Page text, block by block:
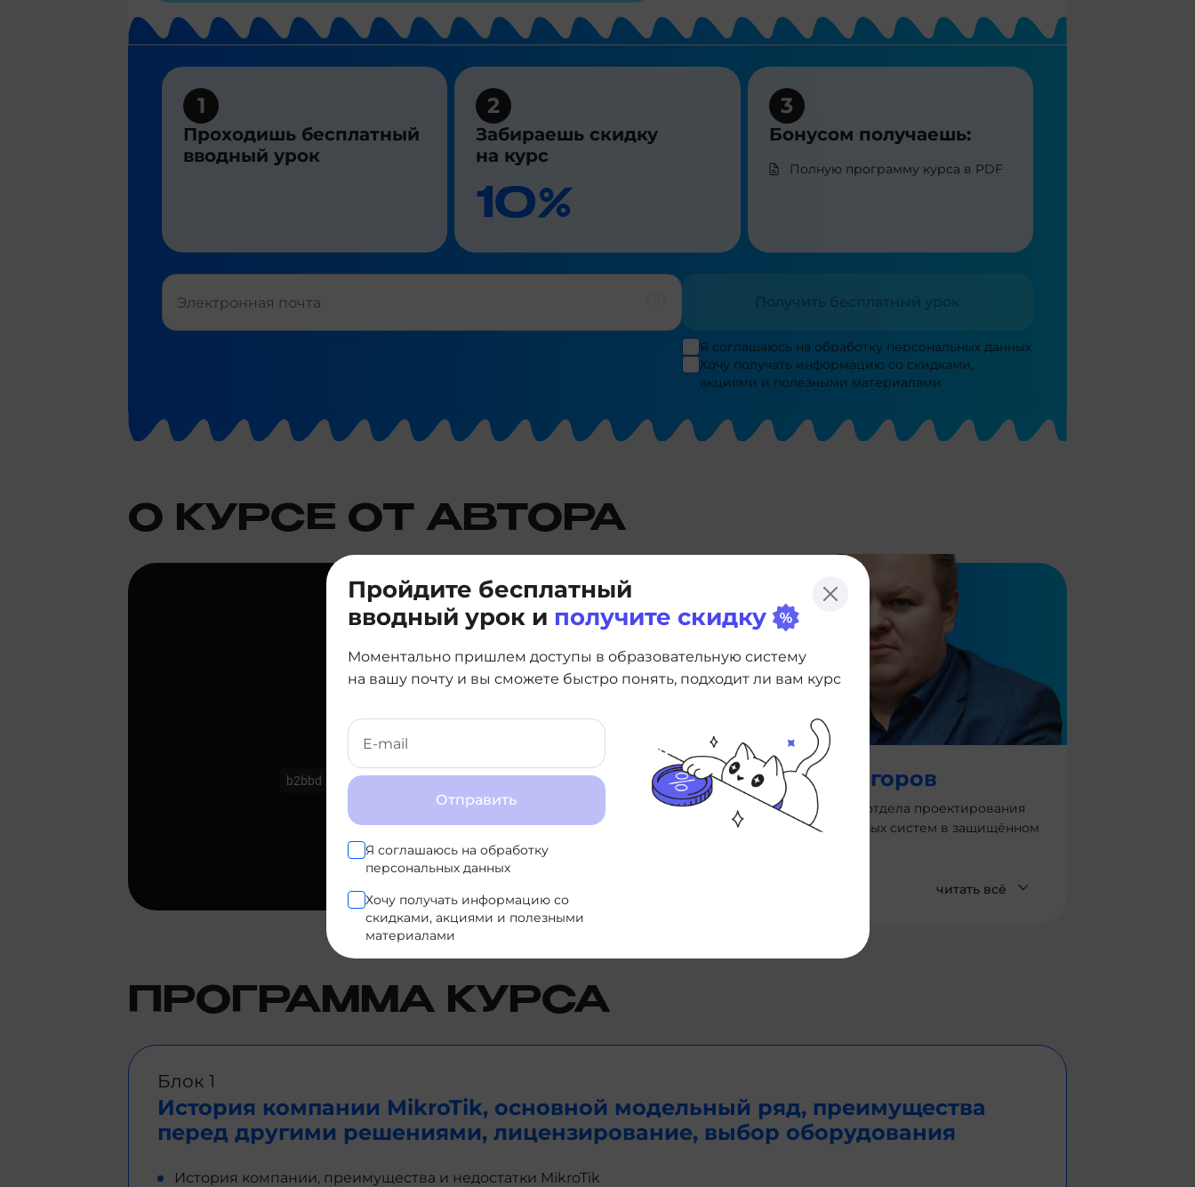
Пройдите бесплатный
вводный урок и получите скидку
Моментально пришлем доступы в образовательную систему
на вашу почту и вы сможете быстро понять, подходит ли вам курс
Отправить
Я соглашаюсь на обработку
персональных данных
Хочу получать информацию со
скидками, акциями и полезными
материалами
1
Проходишь бесплатный
вводный урок
2
Забираешь скидку
на курс
10%
3
Бонусом получаешь:
Полную программу курса в PDF
Получить бесплатный урок
Я соглашаюсь на обработку персональных данных
Хочу получать информацию со скидками,
акциями и полезными материалами
О КУРСЕ ОТ АВТОРА
Сергей Егоров
Руководитель отдела проектирования
информационных систем в защищённом
читать всё
ПРОГРАММА КУРСА
Блок 1
История компании MikroTik, основной модельный ряд, преимущества
перед другими решениями, лицензирование, выбор оборудования
История компании, преимущества и недостатки MikroTik